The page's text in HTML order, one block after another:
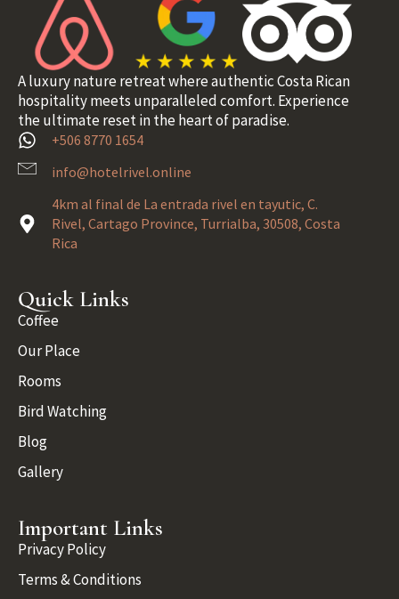
A luxury nature retreat where authentic Costa Rican
hospitality meets unparalleled comfort. Experience
the ultimate reset in the heart of paradise.
+506 8770 1654
info@hotelrivel.online
4km al final de La entrada rivel en tayutic, C.
Rivel, Cartago Province, Turrialba, 30508, Costa
Rica
Quick Links
Coffee
Our Place
Rooms
Bird Watching
Blog
Gallery
Important Links
Privacy Policy
Terms & Conditions